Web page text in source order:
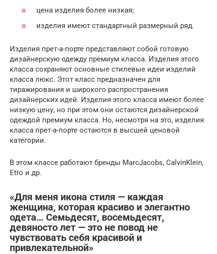
цена изделия более низкая;
изделия имеют стандартный размерный ряд.
Изделия прет-а-порте представляют собой готовую
дизайнерскую одежду премиум класса. Изделия этого
класса сохраняют основные стилевые идеи изделий
класса люкс. Этот класс предназначен для
тиражирования и широкого распространения
дизайнерских идей. Изделия этого класса имеют более
низкую цену, но при этом они остаются дизайнерской
одеждой премиум класса. Но, несмотря на это, изделия
класса прет-а-порте остаются в высшей ценовой
категории.
В этом классе работают бренды MarcJacobs, CalvinKlein,
Etro и др.
«Для меня икона стиля — каждая
женщина, которая красиво и элегантно
одета… Семьдесят, восемьдесят,
девяносто лет — это не повод не
чувствовать себя красивой и
привлекательной»